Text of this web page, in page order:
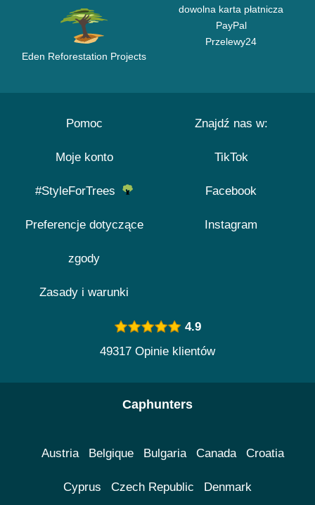
Eden Reforestation Projects
dowolna karta płatnicza
PayPal
Przelewy24
Pomoc
Moje konto
#StyleForTrees
Preferencje dotyczące
zgody
Zasady i warunki
Znajdź nas w:
TikTok
Facebook
Instagram
4.9
49317 Opinie klientów
Caphunters
Austria Belgique Bulgaria Canada Croatia
Cyprus Czech Republic Denmark